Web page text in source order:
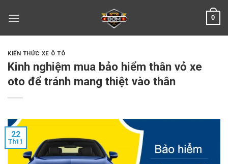
0
KIẾN THỨC XE Ô TÔ
Kinh nghiệm mua bảo hiểm thân vỏ xe
oto để tránh mang thiệt vào thân
22
Th11